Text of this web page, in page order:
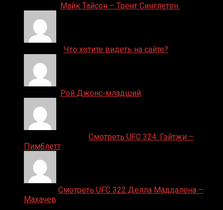
Майк Тайсон – Трент Синглетон
Что хотите видеть на сайте?
Рой Джонс-младший
Смотреть UFC 324: Гэйтжи –
Пимблетт
Смотреть UFC 322 Делла Маддалена –
Махачев